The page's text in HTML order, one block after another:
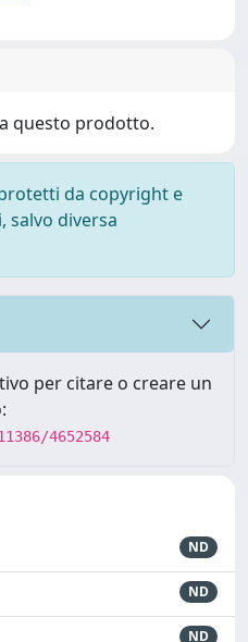
questo prodotto.
da copyright e
diversa
per citare o creare un
4652584
ND
ND
ND